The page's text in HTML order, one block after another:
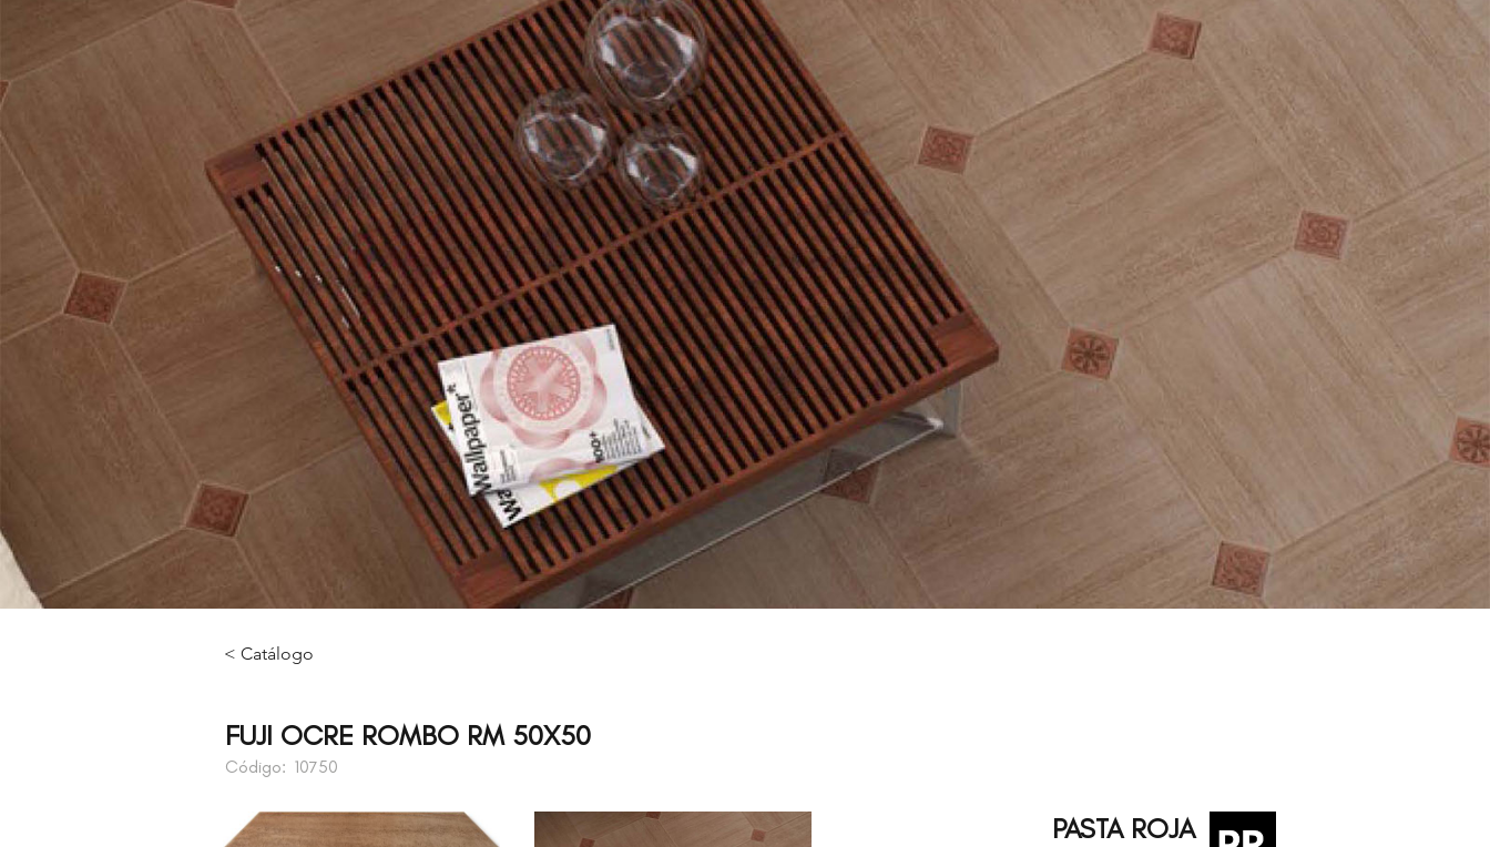
< Catálogo
FUJI OCRE ROMBO RM 50X50
10750
Código:
PASTA ROJA